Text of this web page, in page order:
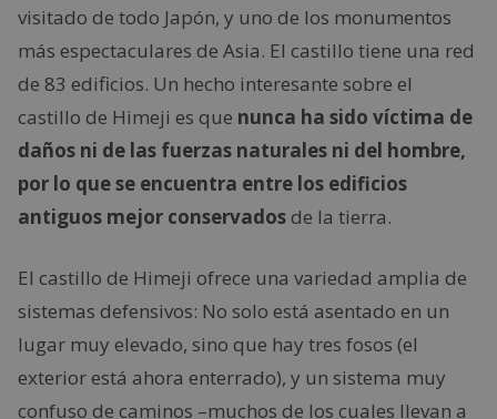
visitado de todo Japón, y uno de los monumentos
más espectaculares de Asia. El castillo tiene una red
de 83 edificios. Un hecho interesante sobre el
castillo de Himeji es que nunca ha sido víctima de
daños ni de las fuerzas naturales ni del hombre,
por lo que se encuentra entre los edificios
antiguos mejor conservadosde la tierra.
El castillo de Himeji ofrece una variedad amplia de
sistemas defensivos: No solo está asentado en un
lugar muy elevado, sino que hay tres fosos (el
exterior está ahora enterrado), y un sistema muy
confuso de caminos –muchos de los cuales llevan a